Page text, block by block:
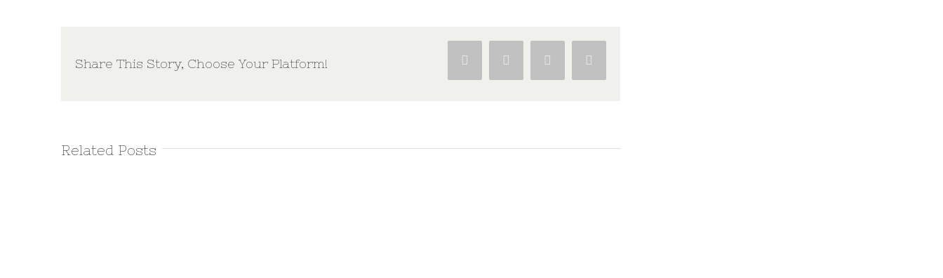
Share This Story, Choose Your Platform! Facebook Twitter Google+
Related Posts